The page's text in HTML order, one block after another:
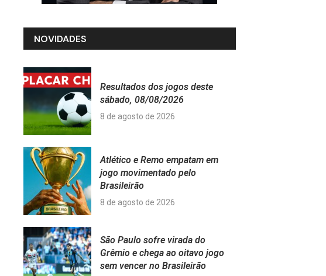
NOVIDADES
Resultados dos jogos deste
sábado, 08/08/2026
8 de agosto de 2026
Atlético e Remo empatam em
jogo movimentado pelo
Brasileirão
8 de agosto de 2026
São Paulo sofre virada do
Grêmio e chega ao oitavo jogo
sem vencer no Brasileirão